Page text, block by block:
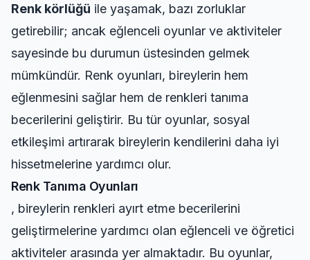
Renk körlüğü ile yaşamak, bazı zorluklar
getirebilir; ancak eğlenceli oyunlar ve aktiviteler
sayesinde bu durumun üstesinden gelmek
mümkündür. Renk oyunları, bireylerin hem
eğlenmesini sağlar hem de renkleri tanıma
becerilerini geliştirir. Bu tür oyunlar, sosyal
etkileşimi artırarak bireylerin kendilerini daha iyi
hissetmelerine yardımcı olur.
Renk Tanıma Oyunları
, bireylerin renkleri ayırt etme becerilerini
geliştirmelerine yardımcı olan eğlenceli ve öğretici
aktiviteler arasında yer almaktadır. Bu oyunlar,